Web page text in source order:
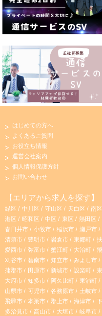
はじめての方へ
よくあるご質問
お役立ち情報
運営会社案内
個人情報保護方針
お問い合わせ
【エリアから求人を探す】
緑区 中川区 守山区 天白区 南区
港区
昭和区 中区 東区 熱田区
春日井市
小牧市 稲沢市 瀬戸市
清須市
豊明市 岩倉市 東郷町
愛西市
弥富市 蟹江町 大治町
刈谷市
碧南市 知立市 みよし市
蒲郡市
田原市 新城市 設楽町
大府市
知多市 阿久比町 東浦町
山県市
可児市 各務原市 土岐市
飛騨市
本巣市 郡上市 海津市
多治見市
高山市 大垣市 岐阜市